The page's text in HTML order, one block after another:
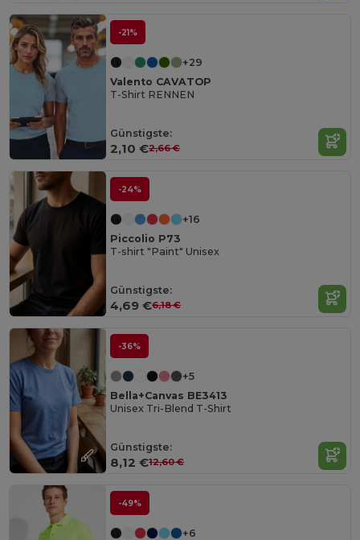
-21%
+29
Valento CAVATOP
T-Shirt RENNEN
Günstigste:
2,10 €2,66 €
-24%
+16
Piccolio P73
T-shirt "Paint" Unisex
Günstigste:
4,69 €6,18 €
-36%
+5
Bella+Canvas BE3413
Unisex Tri-Blend T-Shirt
Günstigste:
8,12 €12,60 €
-49%
+6